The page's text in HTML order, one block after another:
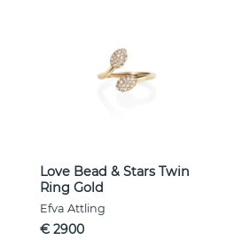
Love Bead & Stars Twin
Ring Gold
Efva Attling
€ 2900